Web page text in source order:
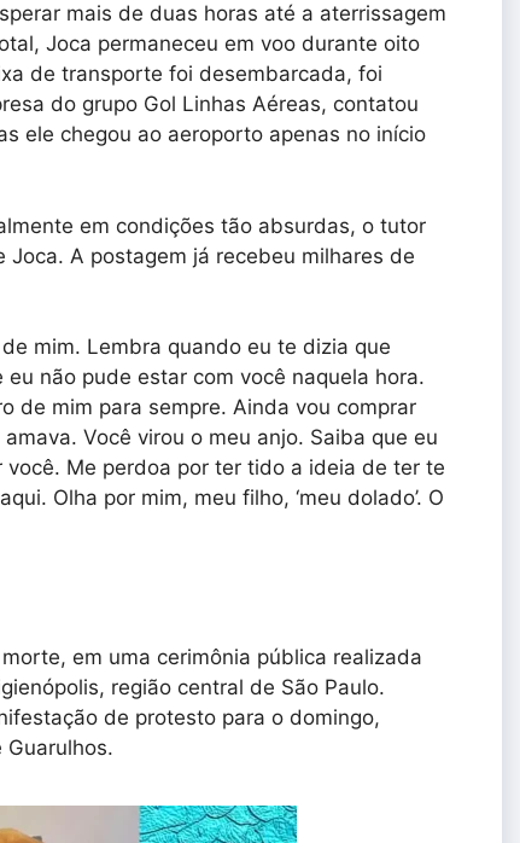
mais de duas horas até a aterrissagem
Joca permaneceu em voo durante oito
de transporte foi desembarcada, foi
do grupo Gol Linhas Aéreas, contatou
ele chegou ao aeroporto apenas no início
em condições tão absurdas, o tutor
A postagem já recebeu milhares de
mim. Lembra quando eu te dizia que
não pude estar com você naquela hora.
de mim para sempre. Ainda vou comprar
Você virou o meu anjo. Saiba que eu
Me perdoa por ter tido a ideia de ter te
Olha por mim, meu filho, ‘meu dolado’. O
em uma cerimônia pública realizada
região central de São Paulo.
de protesto para o domingo,